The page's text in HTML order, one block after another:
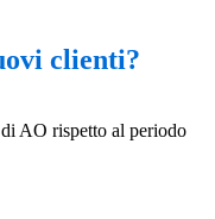
clienti?
AO rispetto al periodo